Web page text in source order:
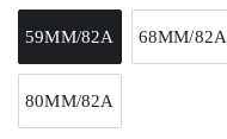
59MM/82A 68MM/82A
80MM/82A